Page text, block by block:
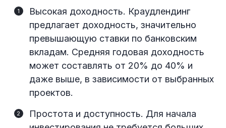
Высокая доходность. Краудлендинг
предлагает доходность, значительно
превышающую ставки по банковским
вкладам. Средняя годовая доходность
может составлять от 20% до 40% и
даже выше, в зависимости от выбранных
проектов.
Простота и доступность. Для начала